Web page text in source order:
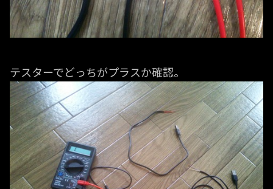
テスターでどっちがプラスか確認。